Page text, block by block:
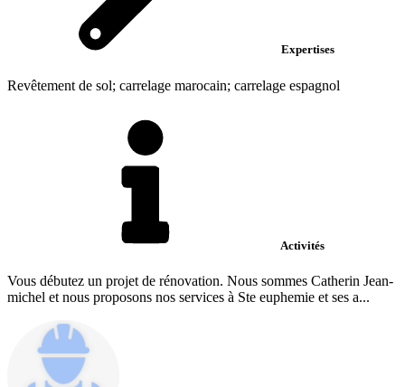
Expertises
Revêtement de sol; carrelage marocain; carrelage espagnol
Activités
Vous débutez un projet de rénovation. Nous sommes Catherin Jean-
michel et nous proposons nos services à Ste euphemie et ses a...